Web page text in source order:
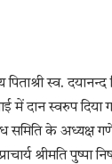
स्व. दयानन्द
दान स्वरुप दिया
समिति के अध्यक्ष
श्रीमति पुष्पा